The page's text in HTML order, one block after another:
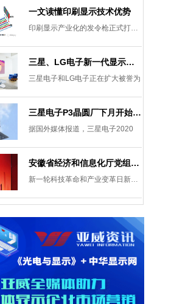
一文读懂印刷显示技术优势
印刷显示产业化的发令枪正式打响。
三星、LG电子新一代显示发展目标：集中扩大Micro LED 应用产品线
三星电子和LG电子正在扩大被誉为
三星电子P3晶圆厂下月开始安装设备，计划下半年建成
据国外媒体报道，三星电子2020
安徽省经济和信息化厅党组成员、副厅长柯文斌：掌握显示技术发展主动权 打造新型显示产业制造集群
新一轮科技革命和产业变革日新月异